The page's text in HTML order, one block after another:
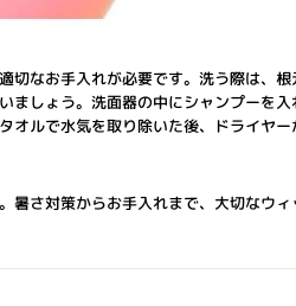
切なお手入れが必要です。洗う際は、
ましょう。洗面器の中にシャンプーを
オルで水気を取り除いた後、ドライヤ
さ対策からお手入れまで、大切なウィ